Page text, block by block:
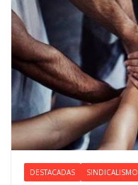
DESTACADAS SINDICALISMO